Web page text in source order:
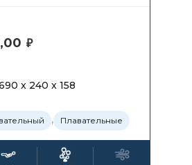
₽
x 240 x 158
, Плавательные